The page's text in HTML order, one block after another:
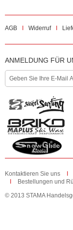
AGB Widerruf
ANMELDUNG FÜR
Kontaktieren Sie uns
Bestellungen und
© 2013 STAMA